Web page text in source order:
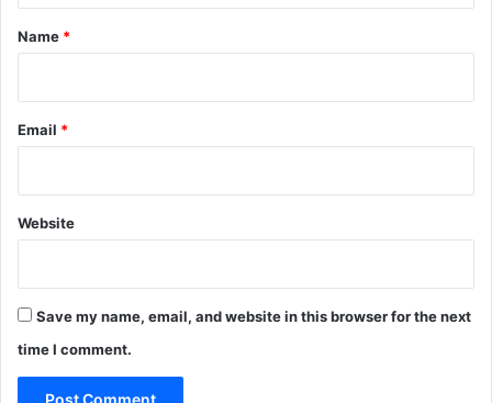
*
Name *
Email *
Website
Save my name, email, and website in this browser for the next
time I comment.